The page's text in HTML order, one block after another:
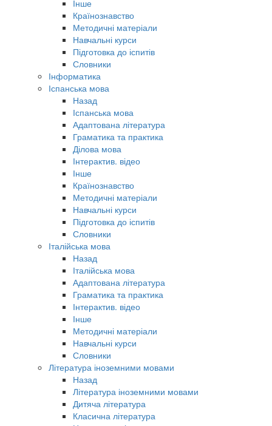
Інше
Країнознавство
Методичні матеріали
Навчальні курси
Підготовка до іспитів
Словники
Інформатика
Іспанська мова
Назад
Іспанська мова
Адаптована література
Граматика та практика
Ділова мова
Інтерактив. відео
Інше
Країнознавство
Методичні матеріали
Навчальні курси
Підготовка до іспитів
Словники
Італійська мова
Назад
Італійська мова
Адаптована література
Граматика та практика
Інтерактив. відео
Інше
Методичні матеріали
Навчальні курси
Словники
Література іноземними мовами
Назад
Література іноземними мовами
Дитяча література
Класична література